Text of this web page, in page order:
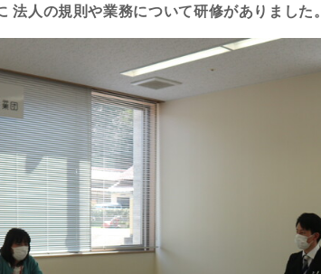
法人の規則や業務について研修がありました。